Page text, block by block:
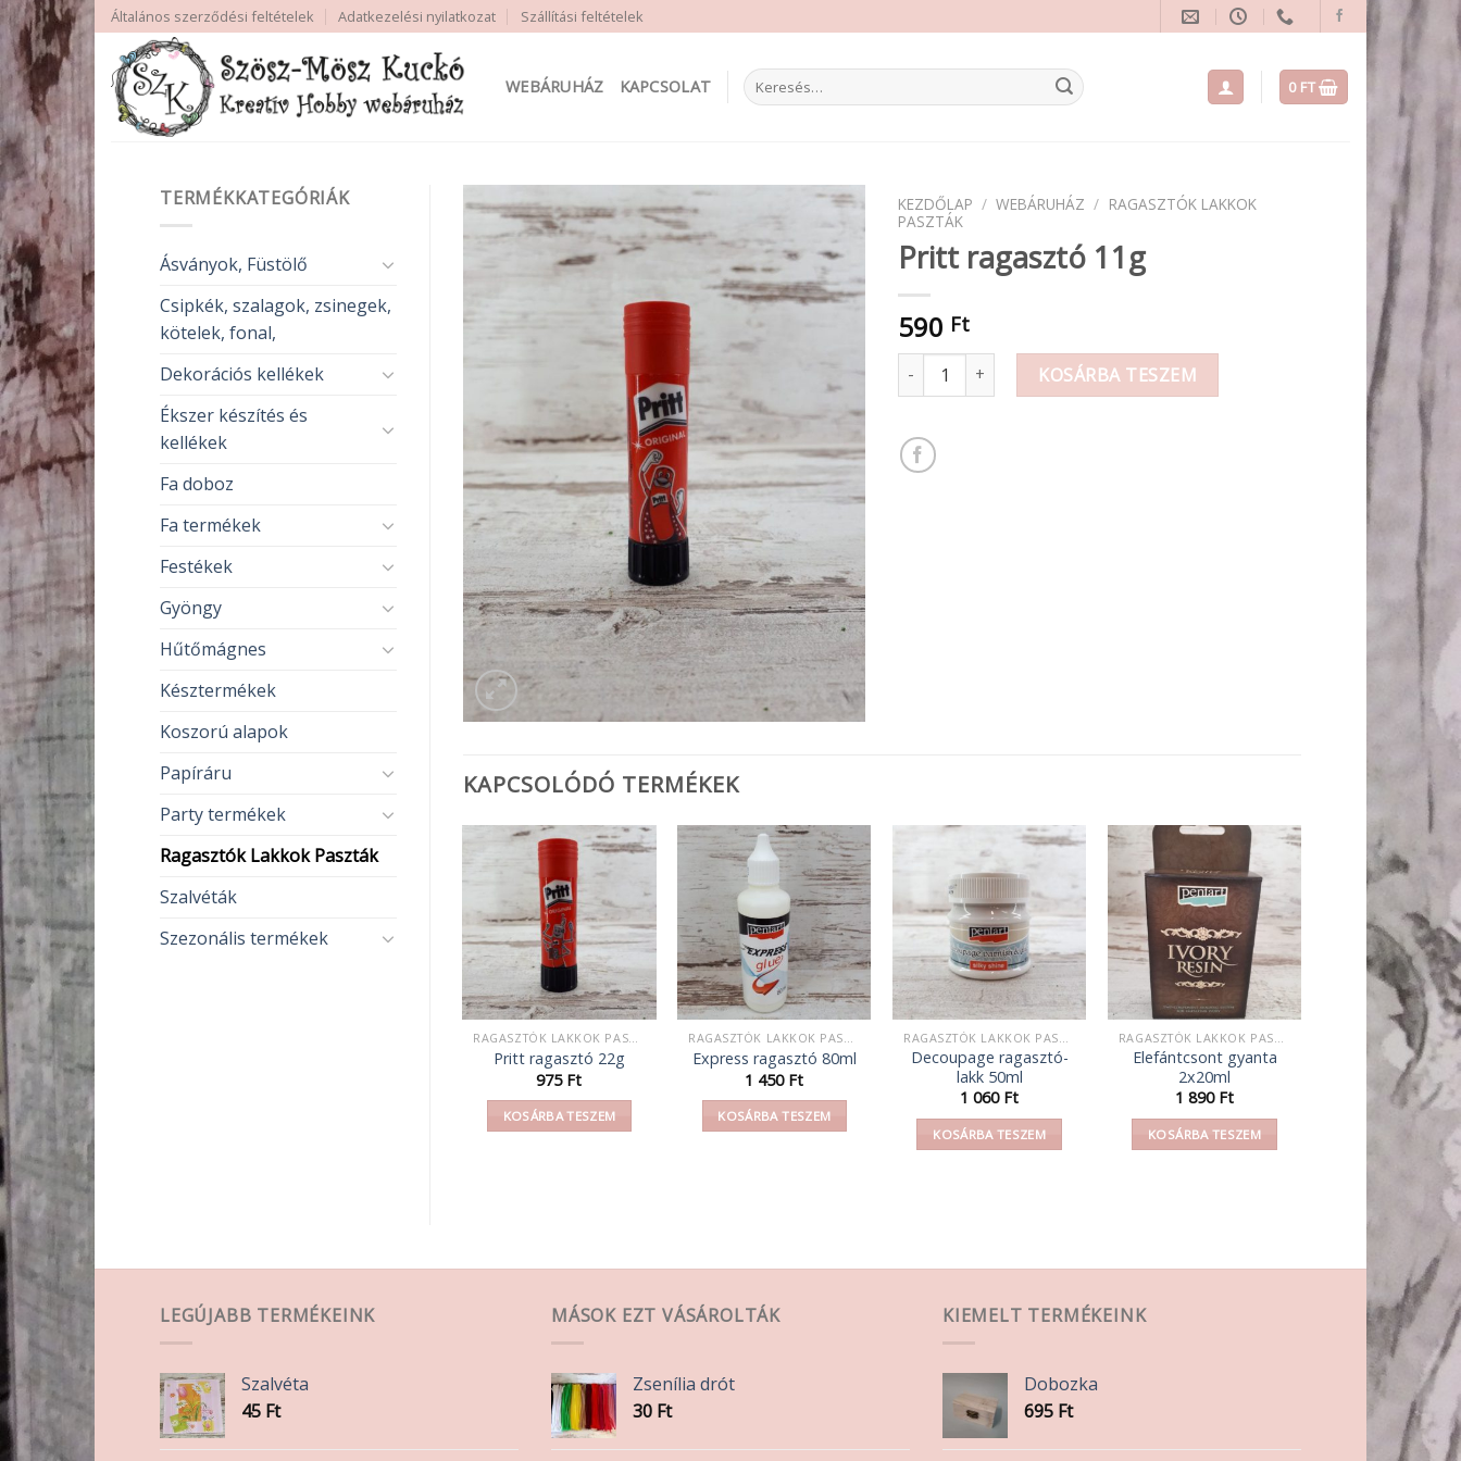
Skip
to
content
Általános szerződési feltételek Adatkezelési nyilatkozat Szállítási feltételek
WEBÁRUHÁZ KAPCSOLAT
Keresés
a
0 FT
TERMÉKKATEGÓRIÁK
Ásványok, Füstölő
Csipkék, szalagok, zsinegek,
kötelek, fonal,
Dekorációs kellékek
Ékszer készítés és
kellékek
Fa doboz
Fa termékek
Festékek
Gyöngy
Hűtőmágnes
Késztermékek
Koszorú alapok
Papíráru
Party termékek
Ragasztók Lakkok Paszták
Szalvéták
Szezonális termékek
KEZDŐLAP / WEBÁRUHÁZ / RAGASZTÓK LAKKOK
PASZTÁK
Pritt ragasztó 11g
590 Ft
Pritt ragasztó 11g mennyiségKOSÁRBA TESZEM
KAPCSOLÓDÓ TERMÉKEK
Pritt ragasztó 22g
975 Ft
KOSÁRBA TESZEM
Express ragasztó 80ml
1 450 Ft
KOSÁRBA TESZEM
Decoupage ragasztó-
lakk 50ml
1 060 Ft
KOSÁRBA TESZEM
Elefántcsont gyanta
2x20ml
1 890 Ft
KOSÁRBA TESZEM
Transzfer oldat 20ml
KOSÁRBA TESZEM
LEGÚJABB TERMÉKEINK
Szalvéta
45 Ft
MÁSOK EZT VÁSÁROLTÁK
Zsenília drót
30 Ft
KIEMELT TERMÉKEINK
Dobozka
695 Ft